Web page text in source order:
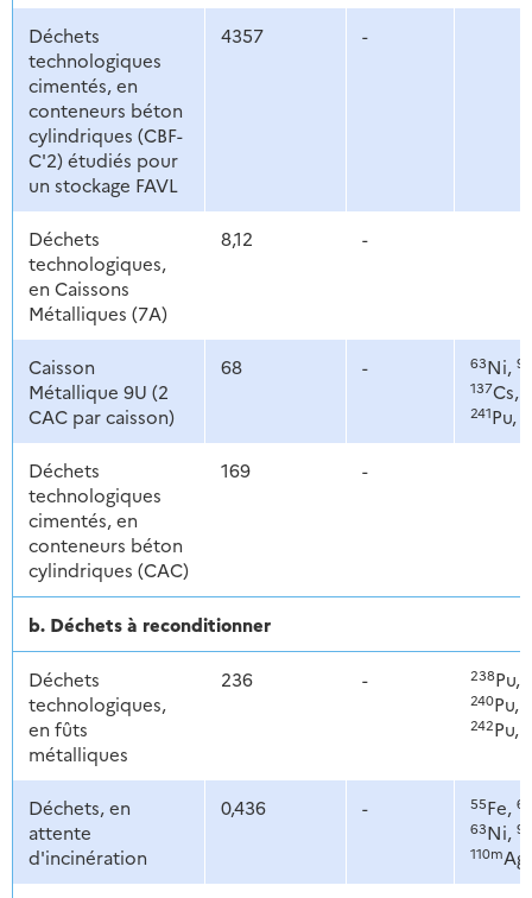
Déchets
technologiques
cimentés, en
conteneurs béton
cylindriques (CBF-
C'2) étudiés pour
un stockage FAVL
4357 -
Déchets
technologiques,
en Caissons
Métalliques (7A)
8,12 -
Caisson
Métallique 9U (2
CAC par caisson)
68 - 63Ni, 90
137Cs,
241Pu,
Déchets
technologiques
cimentés, en
conteneurs béton
cylindriques (CAC)
169 -
b. Déchets à reconditionner
Déchets
technologiques,
en fûts
métalliques
236 - 238Pu,
240Pu,
242Pu,
Déchets, en
attente
d'incinération
0,436 - 55Fe, 60
63Ni, 90
110m